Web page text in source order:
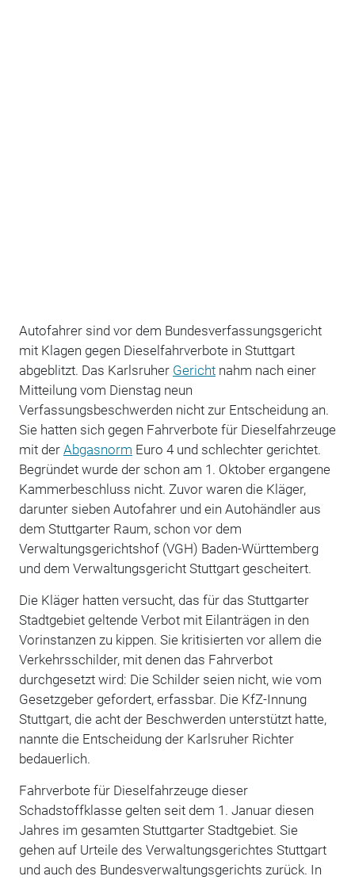
Autofahrer sind vor dem Bundesverfassungsgericht
mit Klagen gegen Dieselfahrverbote in Stuttgart
abgeblitzt. Das Karlsruher Gerichtnahm nach einer
Mitteilung vom Dienstag neun
Verfassungsbeschwerden nicht zur Entscheidung an.
Sie hatten sich gegen Fahrverbote für Dieselfahrzeuge
mit der Abgasnorm Euro 4 und schlechter gerichtet.
Begründet wurde der schon am 1. Oktober ergangene
Kammerbeschluss nicht. Zuvor waren die Kläger,
darunter sieben Autofahrer und ein Autohändler aus
dem Stuttgarter Raum, schon vor dem
Verwaltungsgerichtshof (VGH) Baden-Württemberg
und dem Verwaltungsgericht Stuttgart gescheitert.
Die Kläger hatten versucht, das für das Stuttgarter
Stadtgebiet geltende Verbot mit Eilanträgen in den
Vorinstanzen zu kippen. Sie kritisierten vor allem die
Verkehrsschilder, mit denen das Fahrverbot
durchgesetzt wird: Die Schilder seien nicht, wie vom
Gesetzgeber gefordert, erfassbar. Die KfZ-Innung
Stuttgart, die acht der Beschwerden unterstützt hatte,
nannte die Entscheidung der Karlsruher Richter
bedauerlich.
Fahrverbote für Dieselfahrzeuge dieser
Schadstoffklasse gelten seit dem 1. Januar diesen
Jahres im gesamten Stuttgarter Stadtgebiet. Sie
gehen auf Urteile des Verwaltungsgerichtes Stuttgart
und auch des Bundesverwaltungsgerichts zurück. In